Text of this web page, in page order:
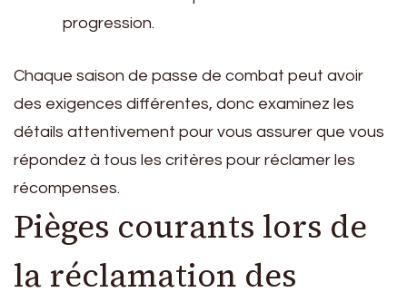
progression.
Chaque saison de passe de combat peut avoir
des exigences différentes, donc examinez les
détails attentivement pour vous assurer que vous
répondez à tous les critères pour réclamer les
récompenses.
Pièges courants lors de
la réclamation des